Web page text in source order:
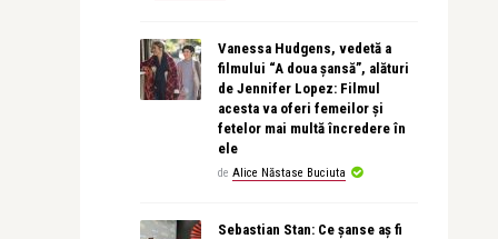
Vanessa Hudgens, vedetă a
filmului “A doua șansă”, alături
de Jennifer Lopez: Filmul
acesta va oferi femeilor și
fetelor mai multă încredere în
ele
de Alice Năstase Buciuta
Sebastian Stan: Ce șanse aș fi